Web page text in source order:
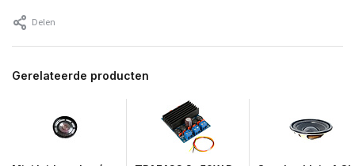
Delen
Gerelateerde producten